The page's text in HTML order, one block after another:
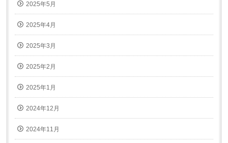
2025年5月
2025年4月
2025年3月
2025年2月
2025年1月
2024年12月
2024年11月